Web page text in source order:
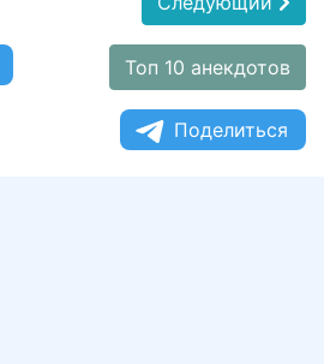
Топ 10 анекдотов
Поделиться